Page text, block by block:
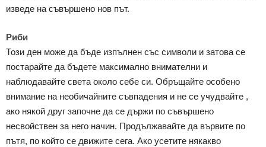
изведе на съвършено нов път.
Риби
Този ден може да бъде изпълнен със символи и затова се
постарайте да бъдете максимално внимателни и
наблюдавайте света около себе си. Обръщайте особено
внимание на необичайните съвпадения и не се учудвайте ,
ако някой друг започне да се държи по съвършено
несвойствен за него начин. Продължавайте да вървите по
пътя, по който се движите сега. Ако усетите някакво